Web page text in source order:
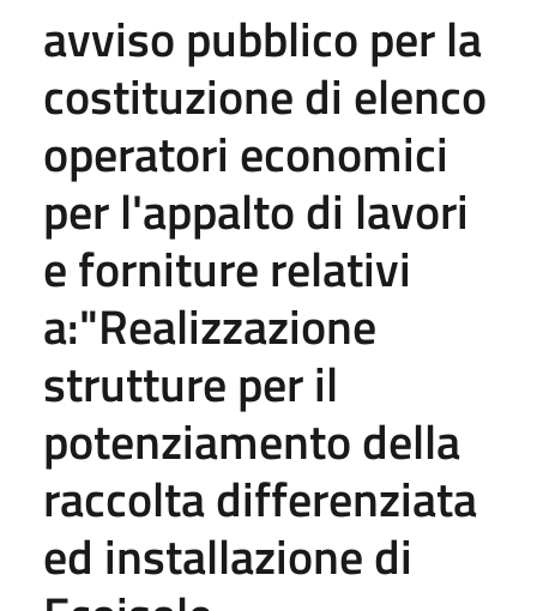
avviso pubblico per la
costituzione di elenco
operatori economici
per l'appalto di lavori
e forniture relativi
a:"Realizzazione
strutture per il
potenziamento della
raccolta differenziata
ed installazione di